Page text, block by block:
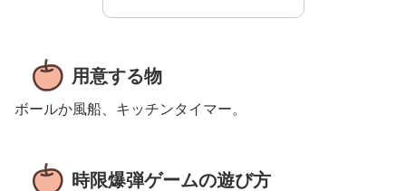
用意する物
ボールか風船、キッチンタイマー。
時限爆弾ゲームの遊び方